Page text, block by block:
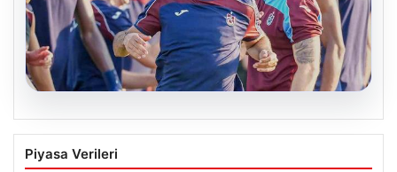
07.08.2026
Salah, Trabzonspor ile ilk antrenmanına
çıktı
Piyasa Verileri